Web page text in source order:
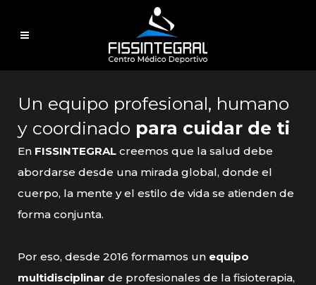
Un equipo profesional, humano
y coordinado para cuidar de ti
En FISSINTEGRAL creemos que la salud debe
abordarse desde una mirada global, donde el
cuerpo, la mente y el estilo de vida se atienden de
forma conjunta.
Por eso, desde 2016 formamos un equipo
multidisciplinar de profesionales de la fisioterapia,